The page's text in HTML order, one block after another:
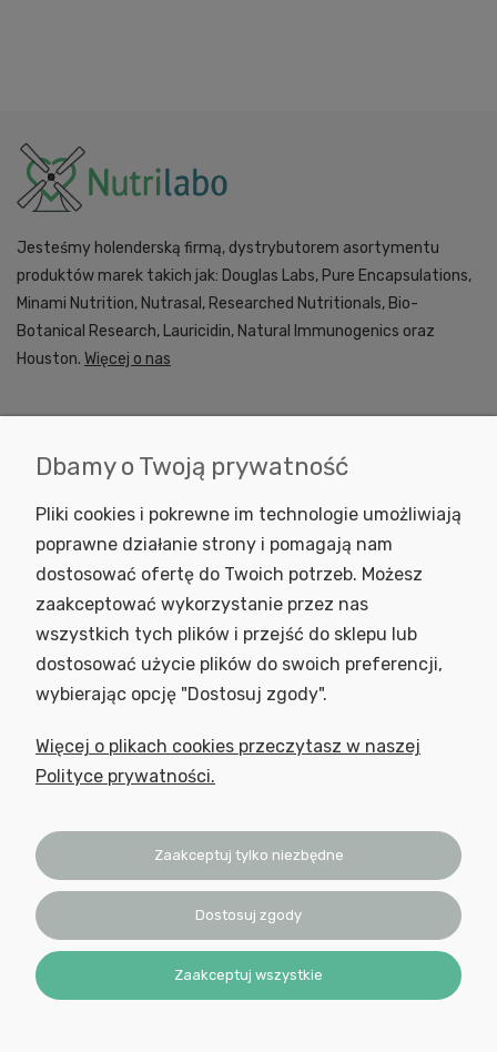
Jesteśmy holenderską firmą, dystrybutorem asortymentu
produktów marek takich jak: Douglas Labs, Pure Encapsulations,
Minami Nutrition, Nutrasal, Researched Nutritionals, Bio-
Botanical Research, Lauricidin, Natural Immunogenics oraz
Houston. Więcej o nas
KONTAKT
INFORMACJE
SKLEP
NEWSLETTER
Podaj swój adres e-mail, jeżeli chcesz otrzymywać informacje o
nowościach i promocjach.
Wyrażam zgodę na otrzymywanie newslettera z inspiracjami,
nowościami i promocjami.
Dbamy o Twoją prywatność
Pliki cookies i pokrewne im technologie umożliwiają
poprawne działanie strony i pomagają nam
dostosować ofertę do Twoich potrzeb. Możesz
zaakceptować wykorzystanie przez nas
wszystkich tych plików i przejść do sklepu lub
dostosować użycie plików do swoich preferencji,
wybierając opcję "Dostosuj zgody".
Więcej o plikach cookies przeczytasz w naszej
Polityce prywatności.
Zaakceptuj tylko niezbędne
Dostosuj zgody
Zaakceptuj wszystkie